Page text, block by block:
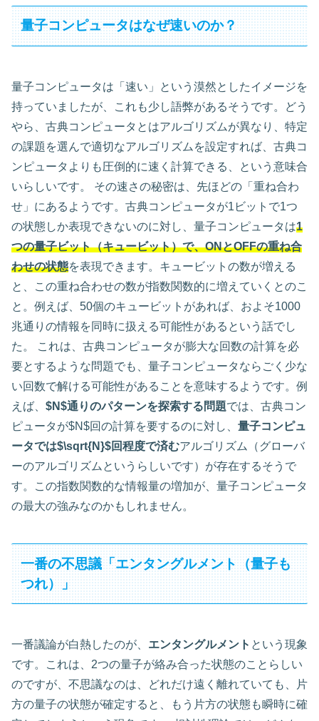
量子コンピュータはなぜ速いのか？
量子コンピュータは「速い」という漠然としたイメージを
持っていましたが、これも少し語弊があるそうです。どう
やら、古典コンピュータとはアルゴリズムが異なり、特定
の課題を選んで適切なアルゴリズムを設定すれば、古典コ
ンピュータよりも圧倒的に速く計算できる、という意味合
いらしいです。 その速さの秘密は、先ほどの「重ね合わ
せ」にあるようです。古典コンピュータが1ビットで1つ
の状態しか表現できないのに対し、量子コンピュータは1
つの量子ビット（キュービット）で、ONとOFFの重ね合
わせの状態を表現できます。キュービットの数が増える
と、この重ね合わせの数が指数関数的に増えていくとのこ
と。例えば、50個のキュービットがあれば、およそ1000
兆通りの情報を同時に扱える可能性があるという話でし
た。 これは、古典コンピュータが膨大な回数の計算を必
要とするような問題でも、量子コンピュータならごく少な
い回数で解ける可能性があることを意味するようです。例
えば、 $N$通りのパターンを探索する問題では、古典コン
ピュータが$N$回の計算を要するのに対し、 量子コンピュ
ータでは$\sqrt{N}$回程度で済むアルゴリズム（グローバ
ーのアルゴリズムというらしいです）が存在するそうで
す。この指数関数的な情報量の増加が、量子コンピュータ
の最大の強みなのかもしれません。
一番の不思議「エンタングルメント（量子も
つれ）」
一番議論が白熱したのが、 エンタングルメント という現象
です。これは、2つの量子が絡み合った状態のことらしい
のですが、不思議なのは、どれだけ遠く離れていても、片
方の量子の状態が確定すると、もう片方の状態も瞬時に確